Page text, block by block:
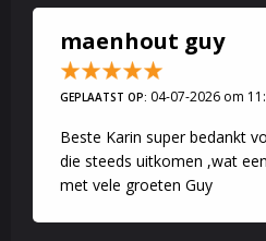
maenhout guy
GEPLAATST OP: 04-07-2026 om
Beste Karin super bedankt
die steeds uitkomen ,wat
met vele groeten Guy